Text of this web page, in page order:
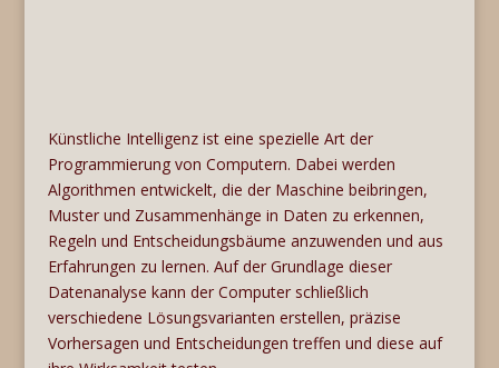
Künstliche Intelligenz ist eine spezielle Art der
Programmierung von Computern. Dabei werden
Algorithmen entwickelt, die der Maschine beibringen,
Muster und Zusammenhänge in Daten zu erkennen,
Regeln und Entscheidungsbäume anzuwenden und aus
Erfahrungen zu lernen. Auf der Grundlage dieser
Datenanalyse kann der Computer schließlich
verschiedene Lösungsvarianten erstellen, präzise
Vorhersagen und Entscheidungen treffen und diese auf